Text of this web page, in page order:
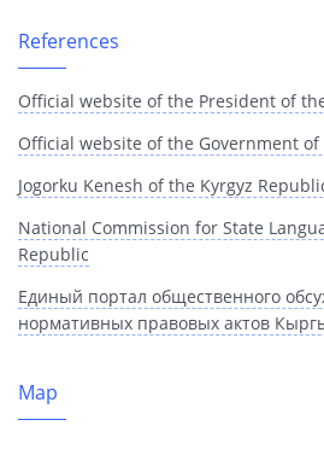
References
Official website of the President of
Official website of the Government
Jogorku Kenesh of the Kyrgyz
National Commission for State
Republic
Единый портал общественного
нормативных правовых актов
Map